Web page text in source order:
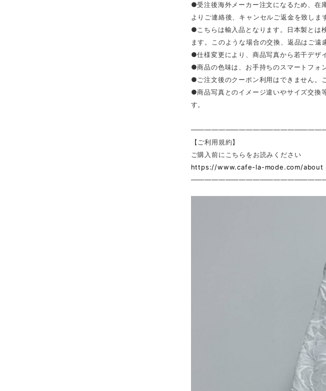
●受注後海外メーカー注文になるため、在
よりご連絡後、キャンセルご返金を致しま
●こちらは輸入品となります。日本製とは
ます。このような場合の交換、返品はご遠
●仕様変更により、商品写真から若干デザ
●商品の色味は、お手持ちのスマートフォ
●ご注文後のクーポン利用はできません。
●商品写真とのイメージ違いやサイズ交換
す。
【ご利用規約】
ご購入前にこちらをお読みください
https://www.cafe-la-mode.com/about